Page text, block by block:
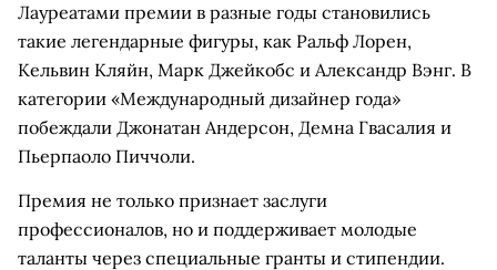
Лауреатами премии в разные годы становились
такие легендарные фигуры, как Ральф Лорен,
Кельвин Кляйн, Марк Джейкобс и Александр Вэнг. В
категории «Международный дизайнер года»
побеждали Джонатан Андерсон, Демна Гвасалия и
Пьерпаоло Пиччоли.
Премия не только признает заслуги
профессионалов, но и поддерживает молодые
таланты через специальные гранты и стипендии.